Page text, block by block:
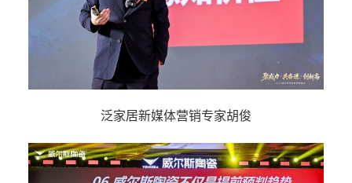
泛家居新媒体营销专家胡俊